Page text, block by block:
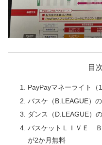
目
PayPayマネーライト（
バスケ（B.LEAGUE）
ダンス（D.LEAGUE）
バスケットＬＩＶＥ
が2か月無料